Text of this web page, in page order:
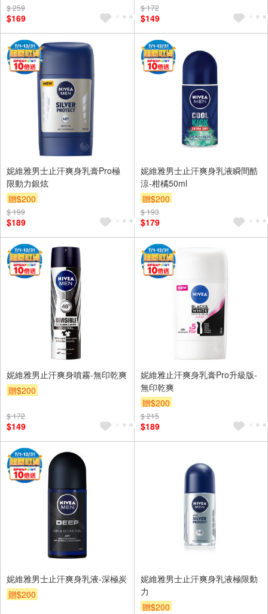
$ 259
$169
$ 172
$149
妮維雅男士止汗爽身乳膏Pro極
限動力銀炫
贈$200
$ 199
$189
妮維雅男士止汗爽身乳液瞬間酷
涼-柑橘50ml
贈$200
$ 193
$179
妮維雅男止汗爽身噴霧-無印乾爽
贈$200
$ 172
$149
妮維雅止汗爽身乳膏Pro升級版-
無印乾爽
贈$200
$ 215
$189
妮維雅男士止汗爽身乳液-深極炭
贈$200
妮維雅男士止汗爽身乳液極限動
力
贈$200